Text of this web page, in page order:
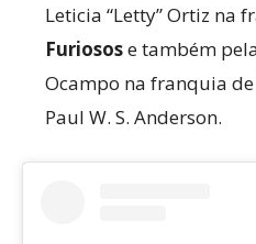
Leticia “Letty” Ortiz na
Furiosose também
Ocampo na franquia
Paul W. S. Anderson.